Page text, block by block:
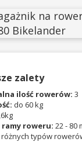
zalety
ilość rowerów: 3
do 60 kg
ramy roweru: 22 - 80
typów